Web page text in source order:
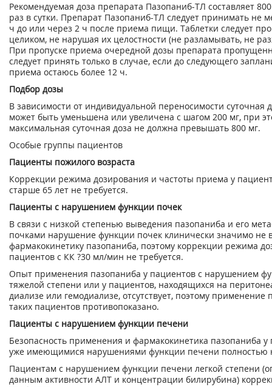
Рекомендуемая доза препарата Пазопаниб-ТЛ составляет
раз в сутки. Препарат Пазопаниб-ТЛ следует принимать не
ч до или через 2 ч после приема пищи. Таблетки следует
целиком, не нарушая их целостности (не разламывать, не
При пропуске приема очередной дозы препарата
следует принять только в случае, если до следующего
приема остаюсь более 12 ч.
Подбор дозы
В зависимости от индивидуальной переносимости суточная
может быть уменьшена или увеличена с шагом 200 мг, при
максимальная суточная доза не должна превышать 800 мг.
Особые группы пациентов
Пациенты пожилого возраста
Коррекции режима дозирования и частоты приема у
старше 65 лет не требуется.
Пациенты с нарушением функции почек
В связи с низкой степенью выведения пазопаниба и его
почками нарушение функции почек клинически значимо не
фармакокинетику пазопаниба, поэтому коррекции режима
пациентов с КК ?30 мл/мин не требуется.
Опыт применения пазопаниба у пациентов с нарушением
тяжелой степени или у пациентов, находящихся на
диализе или гемодиализе, отсутствует, поэтому применение
таких пациентов противопоказано.
Пациенты с нарушением функции печени
Безопасность применения и фармакокинетика пазопаниба у
уже имеющимися нарушениями функции печени полностью
Пациентам с нарушением функции печени легкой степени
данным активности АЛТ и концентрации билирубина)